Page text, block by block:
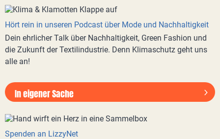
Hört rein in unseren Podcast über Mode und Nachhaltigkeit
Dein ehrlicher Talk über Nachhaltigkeit, Green Fashion und
die Zukunft der Textilindustrie. Denn Klimaschutz geht uns
alle an!
In eigener Sache
Spenden an LizzyNet